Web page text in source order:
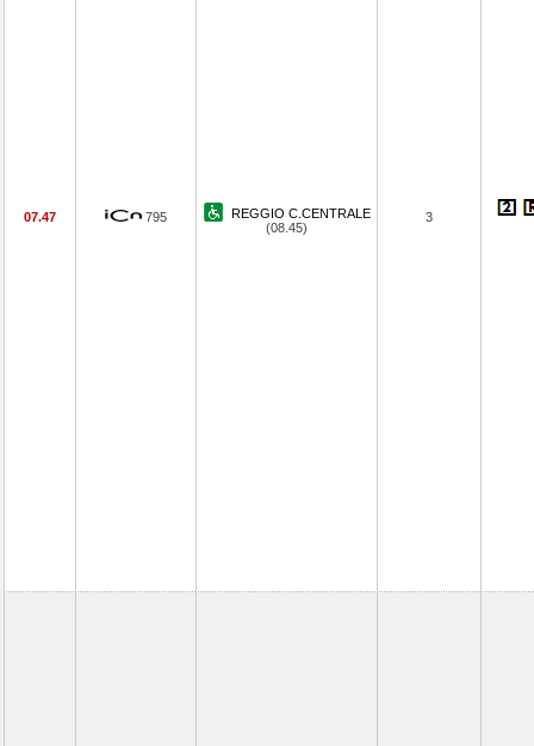
07.47 795
REGGIO C.CENTRALE
(08.45)
3